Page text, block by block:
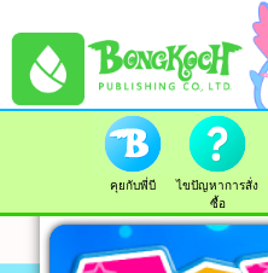
คุยกับพี่บี
ไขปัญหาการสั่ง
ซื้อ